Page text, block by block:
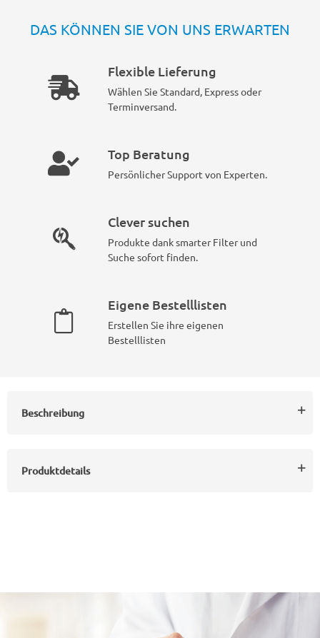
DAS KÖNNEN SIE VON UNS ERWARTEN
Flexible Lieferung
Wählen Sie Standard, Express oder
Terminversand.
Top Beratung
Persönlicher Support von Experten.
Clever suchen
Produkte dank smarter Filter und
Suche sofort finden.
Eigene Bestelllisten
Erstellen Sie ihre eigenen
Bestelllisten
Beschreibung
Produktdetails